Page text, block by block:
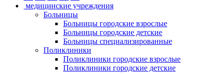
медицинские учреждения
Больницы
Больницы городские взрослые
Больницы городские детские
Больницы специализированные
Поликлиники
Поликлиники городские взрослые
Поликлиники городские детские